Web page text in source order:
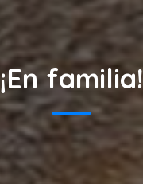
¡En familia!